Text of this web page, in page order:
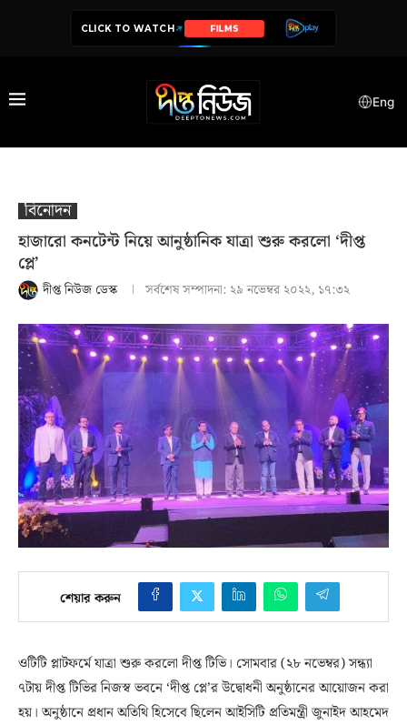
CLICK TO WATCH SERIES
Eng
বিনোদন
হাজারো কনটেন্ট নিয়ে আনুষ্ঠানিক যাত্রা শুরু করলো ‘দীপ্ত
প্লে’
দীপ্ত নিউজ ডেস্ক সর্বশেষ সম্পাদনা: ২৯ নভেম্বর ২০২২, ১৭:৩২
শেয়ার করুন
ওটিটি প্লাটফর্মে যাত্রা শুরু করলো দীপ্ত টিভি। সোমবার (২৮ নভেম্বর) সন্ধ্যা
৭টায় দীপ্ত টিভির নিজস্ব ভবনে ‘দীপ্ত প্লে’র উদ্বোধনী অনুষ্ঠানের আয়োজন করা
হয়। অনুষ্ঠানে প্রধান অতিথি হিসেবে ছিলেন আইসিটি প্রতিমন্ত্রী জুনাইদ আহমেদ